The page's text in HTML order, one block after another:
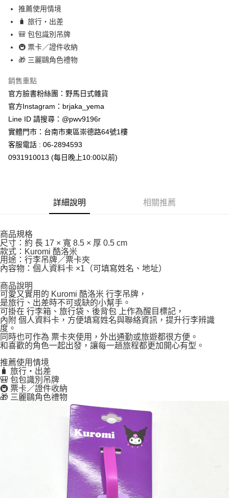
付款後全家取貨
每筆NT$65，滿NT$999(含以上)免運費
7-11取貨付款
每筆NT$65，滿NT$999(含以上)免運費
付款後7-11取貨
每筆NT$65，滿NT$999(含以上)免運費
宅配
每筆NT$100，滿NT$999(含以上)免運費
推薦使用情境
🧳 旅行・出差
🎒 包包識別吊牌
🚇 票卡／證件收納
🎁 三麗鷗角色禮物
銷售重點
官方臉書粉絲團：野馬日式雜貨
官方Instagram：brjaka_yema
Line ID 請搜尋：@pwv9196r
實體門市：台南市東區崇德路64號1樓
客服電話 : 06-2894593
0931910013 (每日晚上10:00以前)
詳細說明 相關推薦
商品規格
尺寸：約 長 17 × 寬 8.5 × 厚 0.5 cm
款式：Kuromi 酷洛米
用途：行李吊牌／票卡夾
內容物：個人資料卡 ×1（可填寫姓名、地址）
商品說明
可愛又實用的 Kuromi 酷洛米 行李吊牌，
是旅行、出差時不可或缺的小幫手。
可掛在 行李箱、旅行袋、後背包 上作為醒目標記，
內附 個人資料卡，方便填寫姓名與聯絡資訊，提升行李辨識
度。
同時也可作為 票卡夾使用，外出通勤或旅遊都很方便。
和喜歡的角色一起出發，讓每一趟旅程都更加開心有型。
推薦使用情境
🧳 旅行・出差
🎒 包包識別吊牌
🚇 票卡／證件收納
🎁 三麗鷗角色禮物